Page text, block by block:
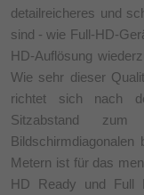
detailreicheres und
sind - wie Full-HD-
HD-Auflösung
Wie sehr dieser
richtet sich nach
Sitzabstand
Metern ist für das
HD Ready und Full